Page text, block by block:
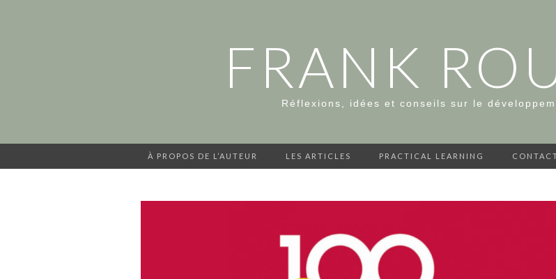
FRANK
Réflexions, idées et conseils sur le
À PROPOS DE L’AUTEUR LES ARTICLES PRACTICAL LEARNING